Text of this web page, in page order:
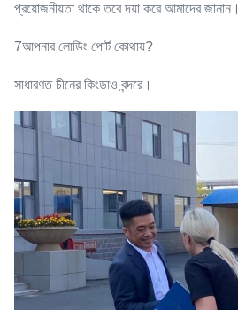
প্রয়োজনীয়তা থাকে তবে দয়া করে আমাদের জানান।
7আপনার লোডিং পোর্ট কোথায়?
সাধারণত চীনের কিংডাও বন্দরে।